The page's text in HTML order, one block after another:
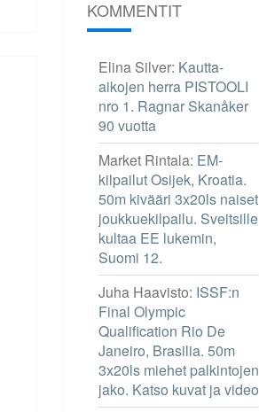
KOMMENTIT
Elina Silver: Kautta-
aikojen herra PISTOOLI
nro 1. Ragnar Skanåker
90 vuotta
Market Rintala: EM-
kilpailut Osijek, Kroatia.
50m kivääri 3x20ls naiset
joukkuekilpailu. Sveitsille
kultaa EE lukemin,
Suomi 12.
Juha Haavisto: ISSF:n
Final Olympic
Qualification Rio De
Janeiro, Brasilia. 50m
3x20ls miehet palkintojen
jako. Katso kuvat ja video